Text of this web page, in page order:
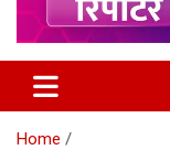
Home